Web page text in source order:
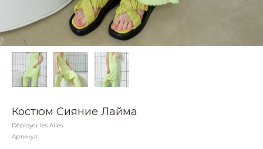
Костюм Сияние Лайма
Déployer les Ailes
Артикул: